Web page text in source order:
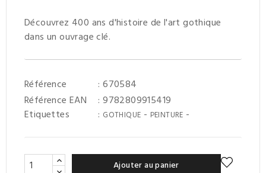
Découvrez 400 ans d'histoire de l'art gothique
dans un ouvrage clé.
Référence
: 670584
Référence EAN
: 9782809915419
Etiquettes
: GOTHIQUE - PEINTURE -
Ajouter au panier